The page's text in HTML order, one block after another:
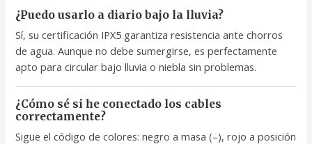
¿Puedo usarlo a diario bajo la lluvia?
Sí, su certificación IPX5 garantiza resistencia ante chorros
de agua. Aunque no debe sumergirse, es perfectamente
apto para circular bajo lluvia o niebla sin problemas.
¿Cómo sé si he conectado los cables
correctamente?
Sigue el código de colores: negro a masa (–), rojo a posición